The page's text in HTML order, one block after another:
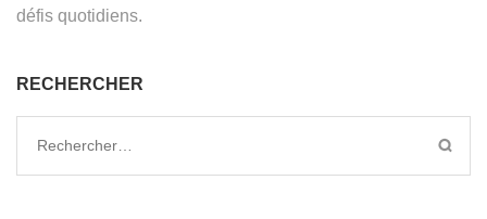
défis quotidiens.
RECHERCHER
Rechercher :